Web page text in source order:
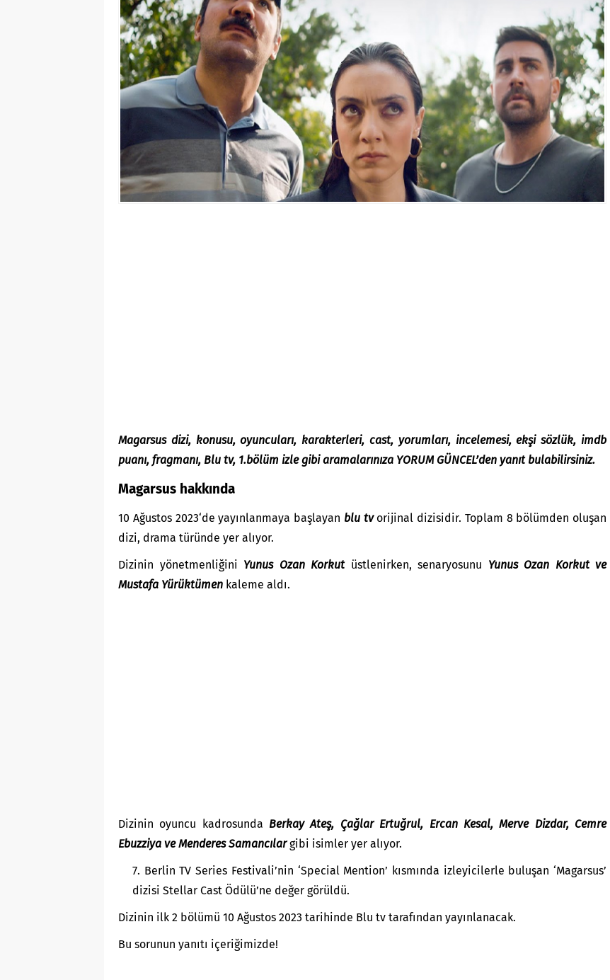
Magarsus dizi, konusu, oyuncuları, karakterleri, cast, yorumları, incelemesi, ekşi sözlük, imdb
puanı, fragmanı, Blu tv, 1.bölüm izle gibi aramalarınıza YORUM GÜNCEL’den yanıt bulabilirsiniz.
Magarsus hakkında
10 Ağustos 2023‘de yayınlanmaya başlayan blu tvorijinal dizisidir. Toplam 8 bölümden oluşan
dizi, drama türünde yer alıyor.
Dizinin yönetmenliğini Yunus Ozan Korkutüstlenirken, senaryosunu Yunus Ozan Korkut ve
Mustafa Yürüktümen kaleme aldı.
Dizinin oyuncu kadrosunda Berkay Ateş, Çağlar Ertuğrul, Ercan Kesal, Merve Dizdar, Cemre
Ebuzziya ve Menderes Samancılargibi isimler yer alıyor.
Berlin TV Series Festivali’nin ‘Special Mention’ kısmında izleyicilerle buluşan ‘Magarsus’
dizisi Stellar Cast Ödülü’ne değer görüldü.
Dizinin ilk 2 bölümü 10 Ağustos 2023 tarihinde Blu tv tarafından yayınlanacak.
Bu sorunun yanıtı içeriğimizde!